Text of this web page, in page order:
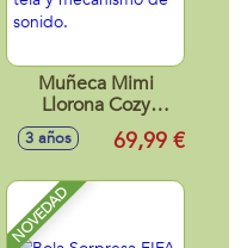
Muñeca Mimi
Llorona Cozy
Friends 42 Cm
cuerpo de tela y
sonido.
3 años 69,99 €
NOVEDAD